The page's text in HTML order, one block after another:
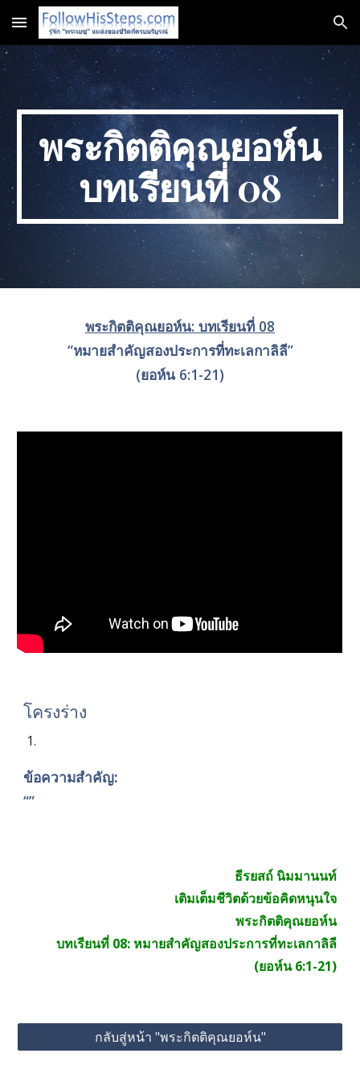
Skip to main content Skip to navigation
พระกิตติคุณยอห์น
บทเรียนที่ 08
พระกิตติคุณยอห์น: บทเรียนที่ 08
“หมายสำคัญสองประการที่ทะเลกาลิลี”
(ยอห์น 6:1-21)
โครงร่าง
ข้อความสำคัญ:
“”
ธีรยสถ์ นิมมานนท์
เติมเต็มชีวิตด้วยข้อคิดหนุนใจ
พระกิตติคุณยอห์น
บทเรียนที่ 08: หมายสำคัญสองประการที่ทะเลกาลิลี
(ยอห์น 6:1-21)
กลับสู่หน้า "พระกิตติคุณยอห์น"